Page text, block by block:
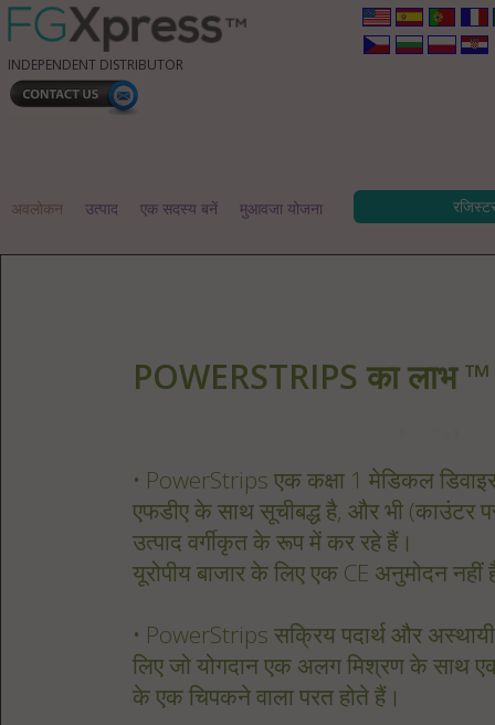
INDEPENDENT DISTRIBUTOR
अवलोकन उत्पाद एक सदस्य बनें मुआवजा योजना
POWERSTRIPS का लाभ ™
• PowerStrips एक कक्षा 1 मेडिकल
एफडीए के साथ सूचीबद्ध है, और भी (काउंटर
उत्पाद वर्गीकृत के रूप में कर रहे हैं।
यूरोपीय बाजार के लिए एक CE अनुमोदन नहीं
• PowerStrips सक्रिय पदार्थ और
लिए जो योगदान एक अलग मिश्रण के साथ एक
के एक चिपकने वाला परत होते हैं।